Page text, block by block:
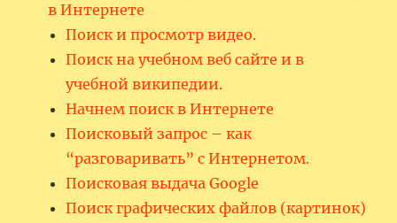
в Интернете
Поиск и просмотр видео.
Поиск на учебном веб сайте и в
учебной википедии.
Начнем поиск в Интернете
Поисковый запрос – как
“разговаривать” с Интернетом.
Поисковая выдача Google
Поиск графических файлов (картинок)